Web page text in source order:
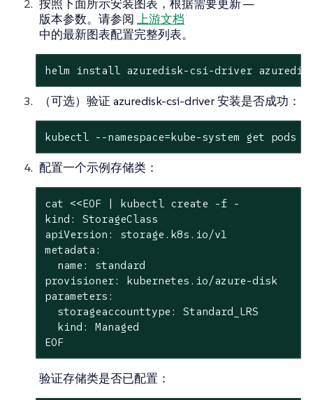
按照下面所示安装图表，根据需要更新 —
版本参数。请参阅 上游文档
中的最新图表配置完整列表。
helm install azuredisk-csi-driver
（可选）验证 azuredisk-csi-driver 安装是否成功：
kubectl --namespace=kube-system get
配置一个示例存储类：
cat <<EOF | kubectl create -f -
kind: StorageClass
apiVersion: storage.k8s.io/v1
metadata:
  name: standard
provisioner: kubernetes.io/azure-disk
parameters:
  storageaccounttype: Standard_LRS
  kind: Managed
EOF
验证存储类是否已配置：